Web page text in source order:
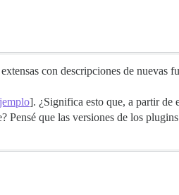
con descripciones de nuevas
]. ¿Significa esto que, a partir de
Pensé que las versiones de los